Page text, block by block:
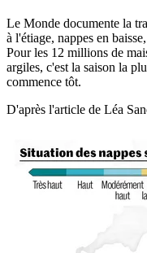
Le Monde documente la
à l'étiage, nappes en
Pour les 12 millions de
argiles, c'est la saison la
commence tôt.
D'après l'article de Léa